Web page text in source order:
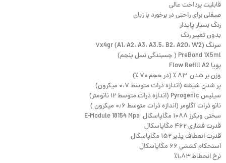
قابلیت پرداخت عالی
صیقلی برای راحتی در برخورد با زبان
رنگ بسیار پایدار
بدون تغییر رنگ
سرنگ ۷x4gr (A1، A2، A3، A3.5، B2، A2O، W2)
PreBond 1X5ml ( چسبندگی نسل پنجم)
پویا Flow Refill A2
وزن پر شدن ۸۳ ٪ (در حجم ۷۰ ٪)
پر شدن شیشه (اندازه ذرات متوسط ۰،۷ میکرون)
سیلیس Pyrogenic (اندازه ذرات متوسط ۱۲ نانومتر)
نانو ذرات آگلومر (اندازه ذرات متوسط ۰٫۶ میکرون )
سختی ویکرز ۱۰۸۸ مگاپاسکال E-Module 18154 Mpa
قدرت فشاری ۴۶۲ مگاپاسکال
قدرت انعطاف پذیر ۱۵۲ مگاپاسکال
استحکام کششی ۶۶ مگاپاسکال
نرخ انحطاط ۱،۸۳٪